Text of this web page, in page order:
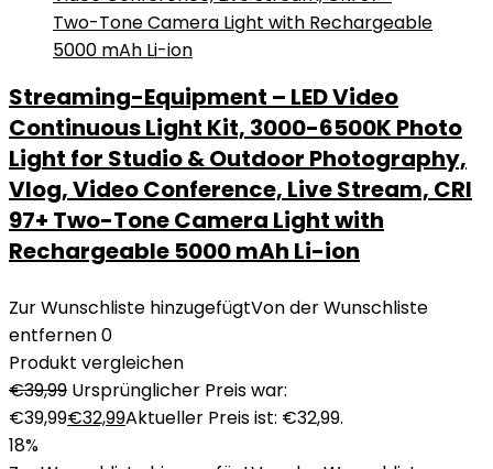
Streaming-Equipment – LED Video
Continuous Light Kit, 3000-6500K Photo
Light for Studio & Outdoor Photography,
Vlog, Video Conference, Live Stream, CRI
97+ Two-Tone Camera Light with
Rechargeable 5000 mAh Li-ion
Zur Wunschliste hinzugefügtVon der Wunschliste
entfernen0
Produkt vergleichen
€39,99 Ursprünglicher Preis war:
€39,99€32,99Aktueller Preis ist: €32,99.
18%